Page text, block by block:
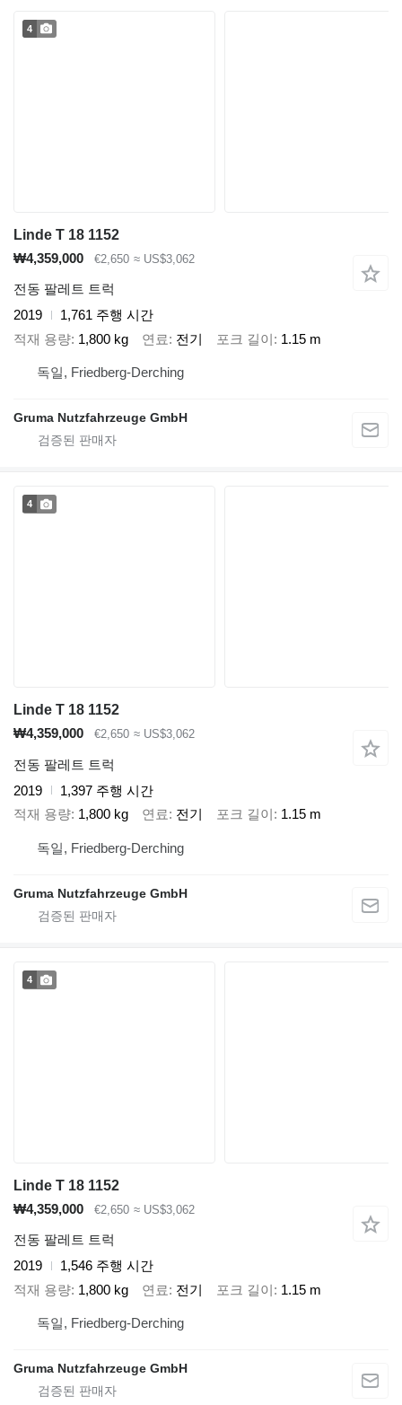
4
Linde T 18 1152
₩4,359,000
€2,650 ≈ US$3,062
전동 팔레트 트럭
2019
1,761 주행 시간
적재 용량 1,800 kg 연료 전기 포크 길이 1.15 m
독일, Friedberg-Derching
Gruma Nutzfahrzeuge GmbH
4
Linde T 18 1152
₩4,359,000
€2,650 ≈ US$3,062
전동 팔레트 트럭
2019
1,397 주행 시간
적재 용량 1,800 kg 연료 전기 포크 길이 1.15 m
독일, Friedberg-Derching
Gruma Nutzfahrzeuge GmbH
4
Linde T 18 1152
₩4,359,000
€2,650 ≈ US$3,062
전동 팔레트 트럭
2019
1,546 주행 시간
적재 용량 1,800 kg 연료 전기 포크 길이 1.15 m
독일, Friedberg-Derching
Gruma Nutzfahrzeuge GmbH